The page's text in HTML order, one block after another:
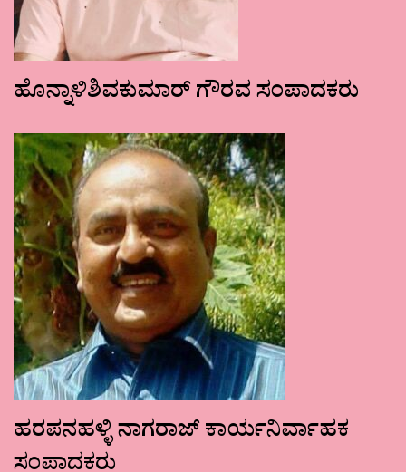
ಹೊನ್ನಾಳಿಶಿವಕುಮಾರ್ ಗೌರವ ಸಂಪಾದಕರು
ಹರಪನಹಳ್ಳಿ ನಾಗರಾಜ್ ಕಾರ್ಯನಿರ್ವಾಹಕ